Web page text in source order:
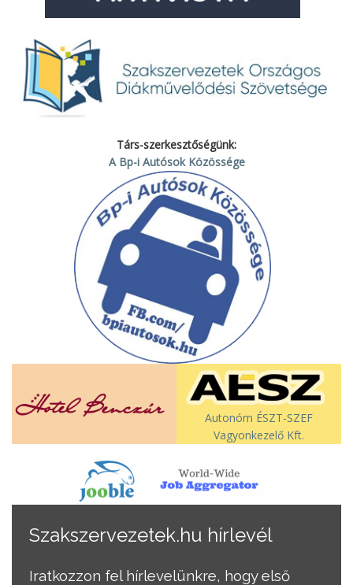
Társ-szerkesztőségünk:
A Bp-i Autósok Közössége
Autonóm ÉSZT-SZEF
Vagyonkezelő Kft.
Szakszervezetek.hu hírlevél
Iratkozzon fel hírlevelünkre, hogy első